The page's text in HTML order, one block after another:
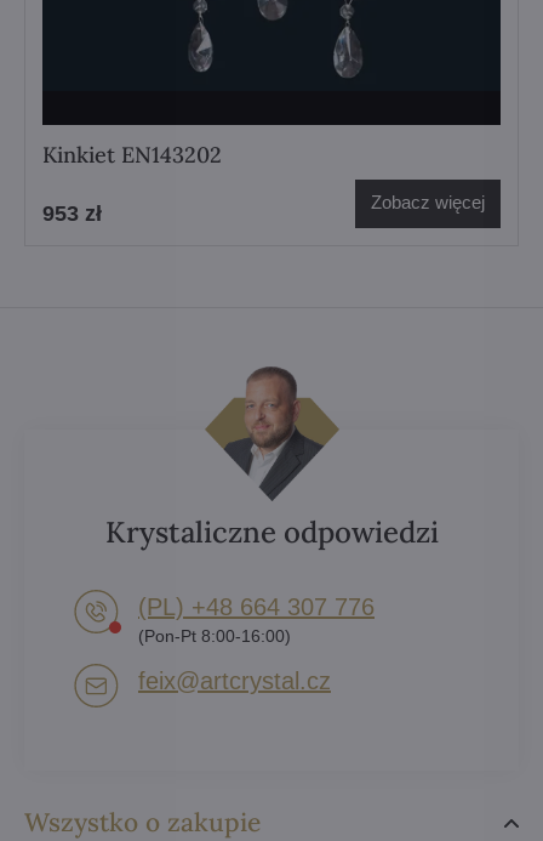
Kinkiet EN143202
953 zł Zobacz więcej
Wszystko o zakupie
Krystaliczne odpowiedzi
(PL) +48 664 307 776
(Pon-Pt 8:00-16:00)
feix​@artcrystal​.cz